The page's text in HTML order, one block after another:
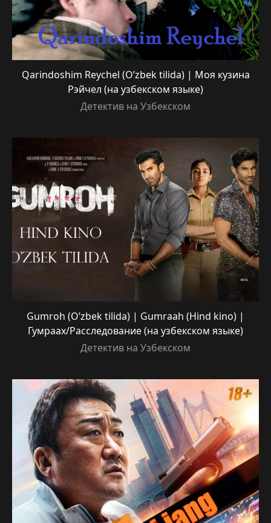
Qarindoshim Reychel (O’zbek tilida) | Моя кузина
Рэйчел (на узбекском языке)
Детектив на Узбекском
Gumroh (O’zbek tilida) | Gumraah (Hind kino) |
Гумраах/Расследование (на узбекском языке)
Детектив на Узбекском